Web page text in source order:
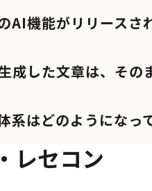
AI機能がリリースさ
成した文章は、その
系はどのようになっ
レセコン